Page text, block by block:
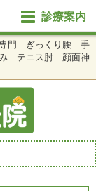
診療案内
専門 ぎっくり腰 手
テニス肘 顔面神